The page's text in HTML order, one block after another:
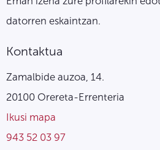
datorren eskaintzan.
Kontaktua
Zamalbide auzoa, 14.
20100 Orereta-Errenteria
Ikusi mapa
943 52 03 97